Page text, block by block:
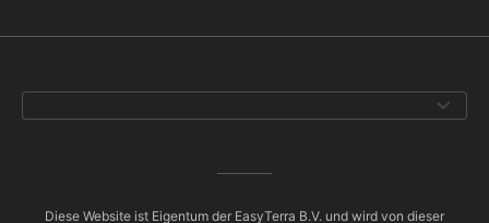
Diese Website ist Eigentum der EasyTerra B.V. und wird von dieser